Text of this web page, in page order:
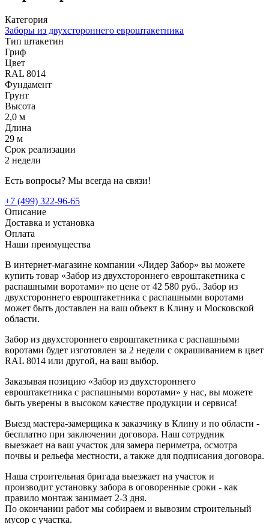
Категория
Заборы из двухстороннего евроштакетника
Тип штакетин
Гриф
Цвет
RAL 8014
Фундамент
Грунт
Высота
2,0 м
Длина
29 м
Срок реализации
2 недели
Есть вопросы? Мы всегда на связи!
+7 (499) 322-96-65
Описание
Доставка и установка
Оплата
Наши преимущества
В интернет-магазине компании «Лидер Забор» вы можете
купить товар «Забор из двухстороннего евроштакетника с
распашными воротами» по цене от 42 580 руб.. Забор из
двухстороннего евроштакетника с распашными воротами
может быть доставлен на ваш объект в Клину и Московской
области.
Забор из двухстороннего евроштакетника с распашными
воротами будет изготовлен за 2 недели с окрашиванием в цвет
RAL 8014 или другой, на ваш выбор.
Заказывая позицию «Забор из двухстороннего
евроштакетника с распашными воротами» у нас, вы можете
быть уверены в высоком качестве продукции и сервиса!
Выезд мастера-замерщика к заказчику в Клину и по области -
бесплатно при заключении договора. Наш сотрудник
выезжает на ваш участок для замера периметра, осмотра
почвы и рельефа местности, а также для подписания договора.
Наша строительная бригада выезжает на участок и
производит установку забора в оговоренные сроки - как
правило монтаж занимает 2-3 дня.
По окончании работ мы собираем и вывозим строительный
мусор с участка.